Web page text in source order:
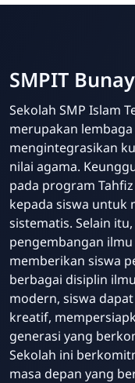
SMPIT
Sekolah SMP Islam
merupakan
mengintegrasikan
nilai agama.
pada program
kepada siswa untuk
sistematis. Selain
pengembangan
memberikan siswa
berbagai disiplin
modern, siswa
kreatif,
generasi yang
Sekolah ini
masa depan yang